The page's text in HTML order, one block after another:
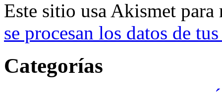
Este sitio usa Akismet
se procesan los datos de
Categorías